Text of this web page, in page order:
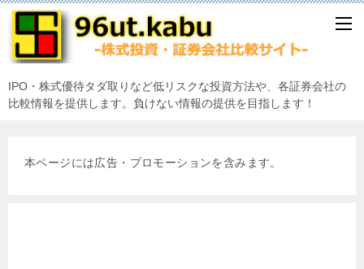
IPO・株式優待タダ取りなど低リスクな投資方法や、各証券会社の
比較情報を提供します。負けない情報の提供を目指します！
本ページには広告・プロモーションを含みます。